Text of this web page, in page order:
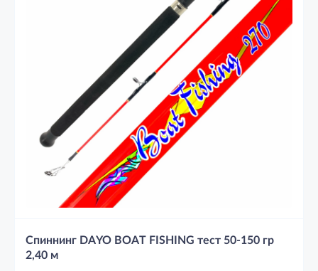
Спиннинг DAYO BOAT FISHING тест 50-150 гр
2,40 м